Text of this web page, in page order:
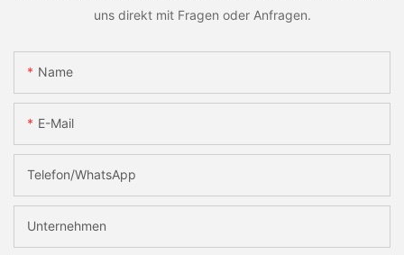
uns direkt mit Fragen oder Anfragen.
Name
E-Mail
Telefon/WhatsApp
Unternehmen